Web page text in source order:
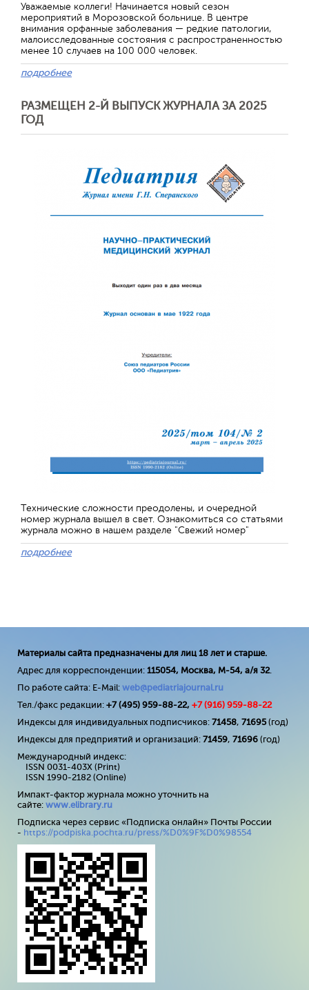
Уважаемые коллеги! Начинается новый сезон
мероприятий в Морозовской больнице. В центре
внимания орфанные заболевания — редкие патологии,
малоисследованные состояния с распространенностью
менее 10 случаев на 100 000 человек.
подробнее
РАЗМЕЩЕН 2-Й ВЫПУСК ЖУРНАЛА ЗА 2025
ГОД
Технические сложности преодолены, и очередной
номер журнала вышел в свет. Ознакомиться со статьями
журнала можно в нашем разделе "Свежий номер"
подробнее
Материалы сайта предназначены для лиц 18 лет и старше.
Адрес для корреспонденции: 115054, Москва, М-54, а/я 32.
По работе сайта: E-Mail: web@pediatriajournal.ru
Тел./факс редакции: +7 (495) 959-88-22, +7 (916) 959-88-22
Индексы для индивидуальных подписчиков: 71458, 71695(год)
Индексы для предприятий и организаций: 71459, 71696 (год)
Международный индекс:
ISSN 0031-403X (Print)
ISSN 1990-2182 (Online)
Импакт-фактор журнала можно уточнить на
сайте: www.elibrary.ru
Подписка через сервис «Подписка онлайн» Почты России
- https://podpiska.pochta.ru/press/%D0%9F%D0%98554